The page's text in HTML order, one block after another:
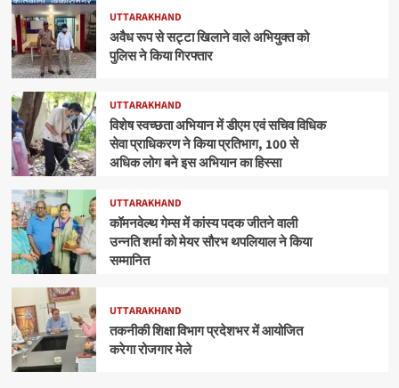
UTTARAKHAND
अवैध रूप से सट्टा खिलाने वाले अभियुक्त को
पुलिस ने किया गिरफ्तार
UTTARAKHAND
विशेष स्वच्छता अभियान में डीएम एवं सचिव विधिक
सेवा प्राधिकरण ने किया प्रतिभाग, 100 से
अधिक लोग बने इस अभियान का हिस्सा
UTTARAKHAND
कॉमनवेल्थ गेम्स में कांस्य पदक जीतने वाली
उन्नति शर्मा को मेयर सौरभ थपलियाल ने किया
सम्मानित
UTTARAKHAND
तकनीकी शिक्षा विभाग प्रदेशभर में आयोजित
करेगा रोजगार मेले